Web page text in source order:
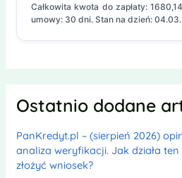
Całkowita kwota do zapłaty:
umowy: 30 dni. Stan na dzień:
Ostatnio dodane
PanKredyt.pl – (sierpień 2026)
analiza weryfikacji. Jak działa
złożyć wniosek?